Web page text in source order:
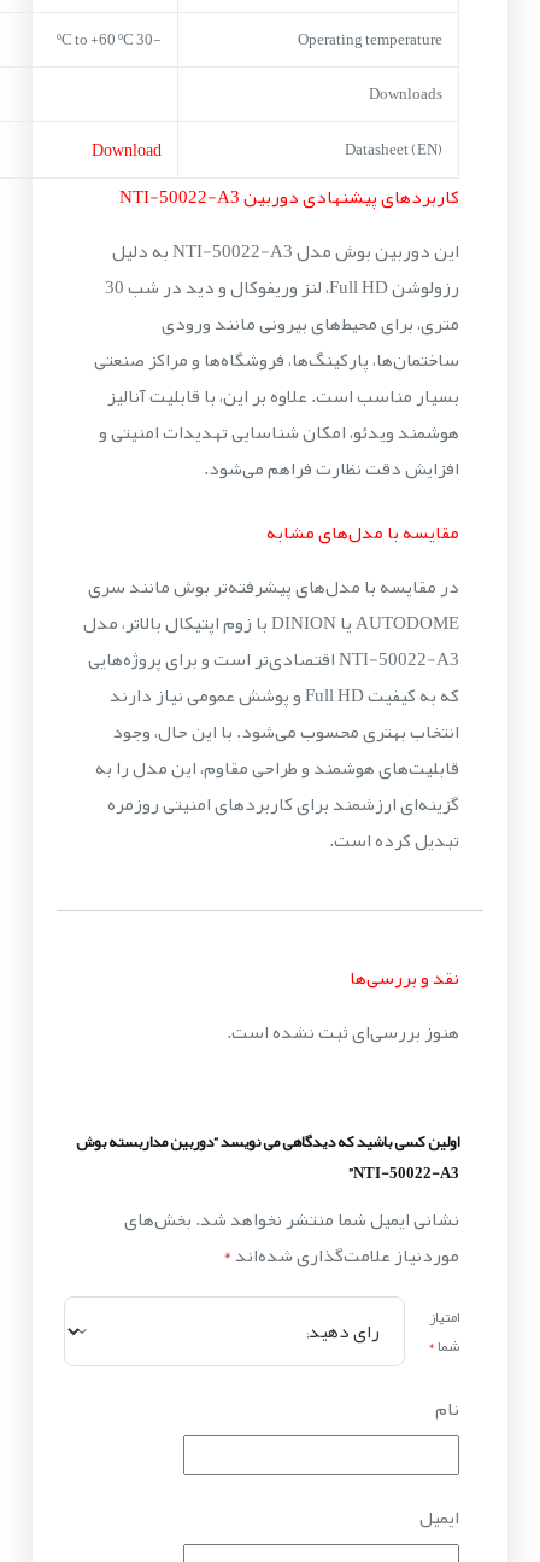
Operating temperature
-30 ºC to +60 ºC
Downloads
Datasheet (EN)
Download
کاربردهای پیشنهادی دوربین NTI-50022-A3
این دوربین بوش مدل NTI-50022-A3 به دلیل
رزولوشن Full HD، لنز وریفوکال و دید در شب 30
متری، برای محیط‌های بیرونی مانند ورودی
ساختمان‌ها، پارکینگ‌ها، فروشگاه‌ها و مراکز صنعتی
بسیار مناسب است. علاوه بر این، با قابلیت آنالیز
هوشمند ویدئو، امکان شناسایی تهدیدات امنیتی و
افزایش دقت نظارت فراهم می‌شود.
مقایسه با مدل‌های مشابه
در مقایسه با مدل‌های پیشرفته‌تر بوش مانند سری
AUTODOME یا DINION با زوم اپتیکال بالاتر، مدل
NTI-50022-A3 اقتصادی‌تر است و برای پروژه‌هایی
که به کیفیت Full HD و پوشش عمومی نیاز دارند
انتخاب بهتری محسوب می‌شود. با این حال، وجود
قابلیت‌های هوشمند و طراحی مقاوم، این مدل را به
گزینه‌ای ارزشمند برای کاربردهای امنیتی روزمره
تبدیل کرده است.
نقد و بررسی‌ها
هنوز بررسی‌ای ثبت نشده است.
اولین کسی باشید که دیدگاهی می نویسد “دوربین مداربسته بوش
NTI-50022-A3”
نشانی ایمیل شما منتشر نخواهد شد.بخش‌های
موردنیاز علامت‌گذاری شده‌اند*
امتیاز
شما*
نام
ایمیل